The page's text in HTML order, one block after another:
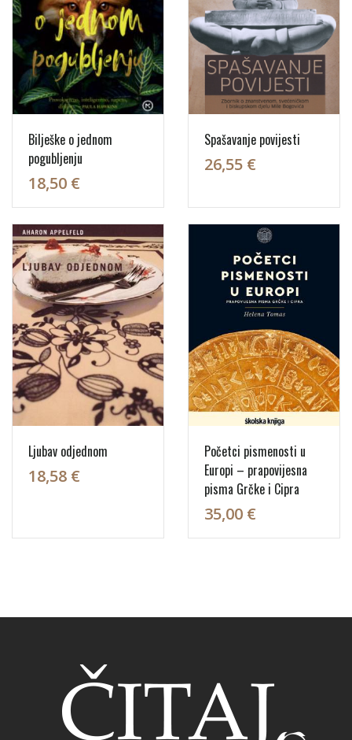
Bilješke o jednom
pogubljenju
18,50 €
Spašavanje povijesti
26,55 €
Ljubav odjednom
18,58 €
Početci pismenosti u
Europi – prapovijesna
pisma Grčke i Cipra
35,00 €